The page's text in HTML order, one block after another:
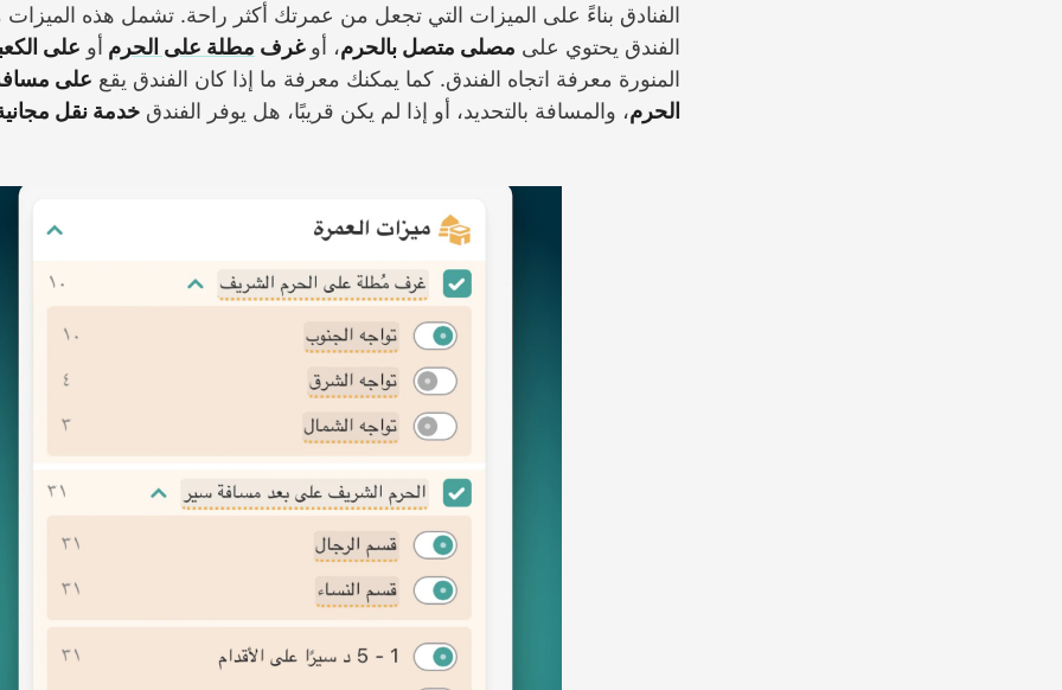
الفنادق بناءً على الميزات التي تجعل من عمرتك أكثر راحة. تشمل هذه الميزات
الفندق يحتوي على مصلى متصل بالحرم، أوغرف مطلة على الحرم أو على
المنورة معرفة اتجاه الفندق. كما يمكنك معرفة ما إذا كان الفندق يقع على
الحرم، والمسافة بالتحديد، أو إذا لم يكن قريبًا، هل يوفر الفندق خدمة نقل